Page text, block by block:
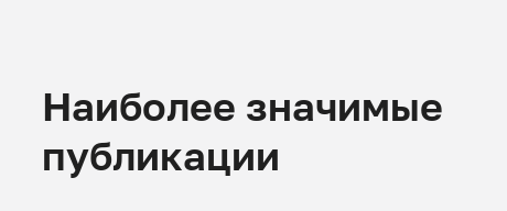
Наиболее значимые
публикации